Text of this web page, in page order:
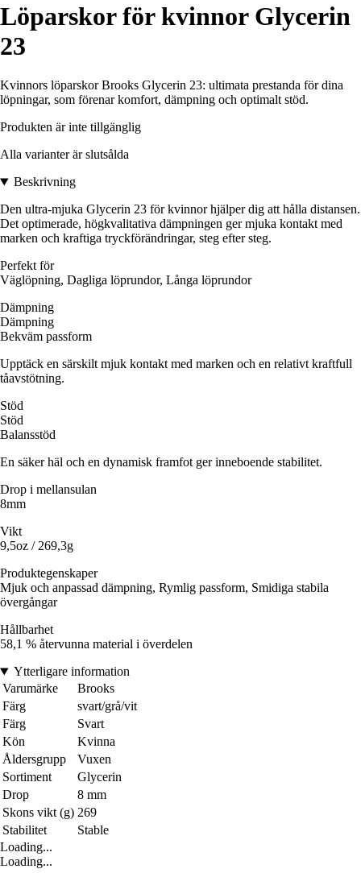
Löparskor för kvinnor Glycerin
23
Kvinnors löparskor Brooks Glycerin 23: ultimata prestanda för dina
löpningar, som förenar komfort, dämpning och optimalt stöd.
Produkten är inte tillgänglig
Alla varianter är slutsålda
Beskrivning
Den ultra-mjuka Glycerin 23 för kvinnor hjälper dig att hålla distansen.
Det optimerade, högkvalitativa dämpningen ger mjuka kontakt med
marken och kraftiga tryckförändringar, steg efter steg.
Perfekt för
Väglöpning, Dagliga löprundor, Långa löprundor
Dämpning
Dämpning
Bekväm passform
Upptäck en särskilt mjuk kontakt med marken och en relativt kraftfull
tåavstötning.
Stöd
Stöd
Balansstöd
En säker häl och en dynamisk framfot ger inneboende stabilitet.
Drop i mellansulan
8mm
Vikt
9,5oz / 269,3g
Produktegenskaper
Mjuk och anpassad dämpning, Rymlig passform, Smidiga stabila
övergångar
Hållbarhet
58,1 % återvunna material i överdelen
Ytterligare information
Varumärke
Brooks
Färg
svart/grå/vit
Färg
Svart
Kön
Kvinna
Åldersgrupp
Vuxen
Sortiment
Glycerin
Drop
8 mm
Skons vikt (g) 269
Stabilitet
Stable
Loading...
Loading...